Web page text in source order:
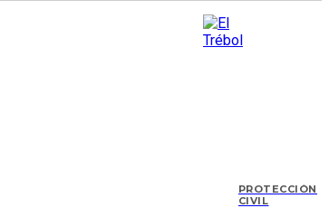
PROTECCIÓN
CIVIL